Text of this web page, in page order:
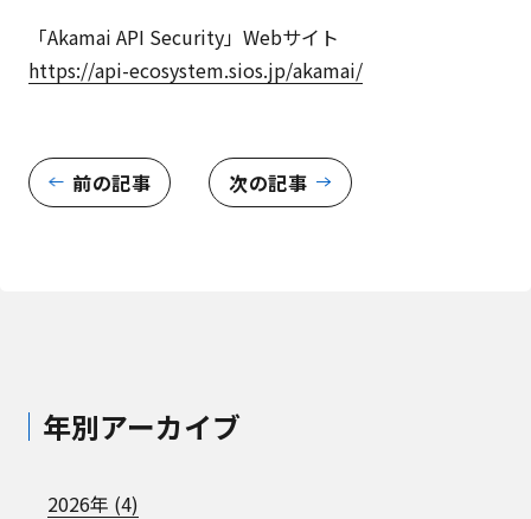
「Akamai API Security」Webサイト
https://api-ecosystem.sios.jp/akamai/
前の記事 次の記事
年別アーカイブ
2026年 (4)